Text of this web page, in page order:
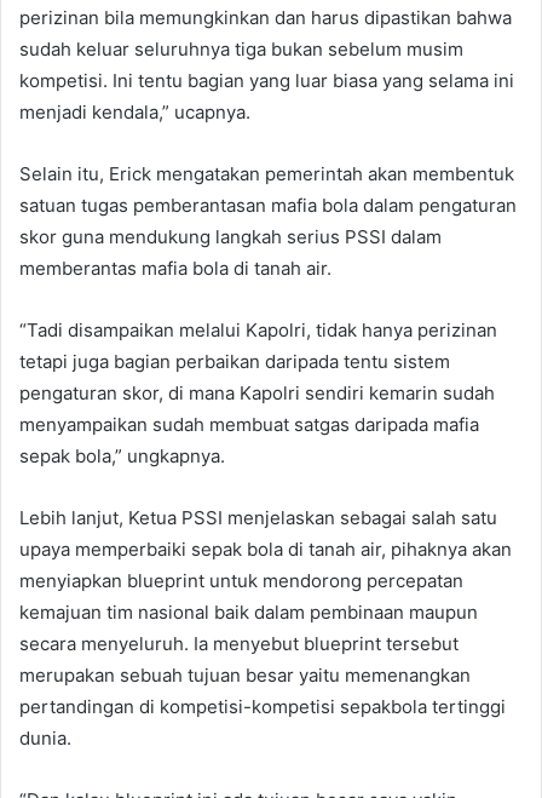
perizinan bila memungkinkan dan harus dipastikan bahwa
sudah keluar seluruhnya tiga bukan sebelum musim
kompetisi. Ini tentu bagian yang luar biasa yang selama ini
menjadi kendala,” ucapnya.
Selain itu, Erick mengatakan pemerintah akan membentuk
satuan tugas pemberantasan mafia bola dalam pengaturan
skor guna mendukung langkah serius PSSI dalam
memberantas mafia bola di tanah air.
“Tadi disampaikan melalui Kapolri, tidak hanya perizinan
tetapi juga bagian perbaikan daripada tentu sistem
pengaturan skor, di mana Kapolri sendiri kemarin sudah
menyampaikan sudah membuat satgas daripada mafia
sepak bola,” ungkapnya.
Lebih lanjut, Ketua PSSI menjelaskan sebagai salah satu
upaya memperbaiki sepak bola di tanah air, pihaknya akan
menyiapkan blueprint untuk mendorong percepatan
kemajuan tim nasional baik dalam pembinaan maupun
secara menyeluruh. Ia menyebut blueprint tersebut
merupakan sebuah tujuan besar yaitu memenangkan
pertandingan di kompetisi-kompetisi sepakbola tertinggi
dunia.